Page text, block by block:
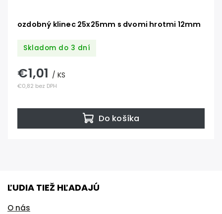
ozdobný klinec 25x25mm s dvomi hrotmi 12mm
Skladom do 3 dní
€0,82 bez DPH
€1,01 / KS
Do košíka
ĽUDIA TIEŽ HĽADAJÚ
O nás